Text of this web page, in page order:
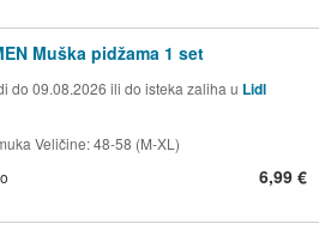
Muška pidžama 1 set
do 09.08.2026 ili do isteka zaliha u Lidl
Veličine: 48-58 (M-XL)
6,99 €